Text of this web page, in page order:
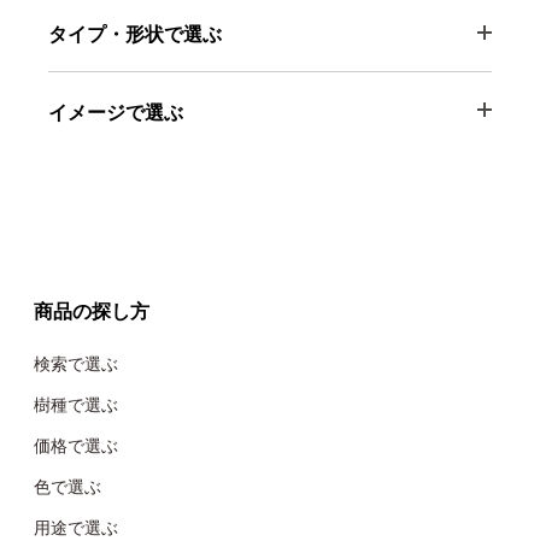
タイプ・形状で選ぶ
イメージで選ぶ
商品の探し方
検索で選ぶ
樹種で選ぶ
価格で選ぶ
色で選ぶ
用途で選ぶ